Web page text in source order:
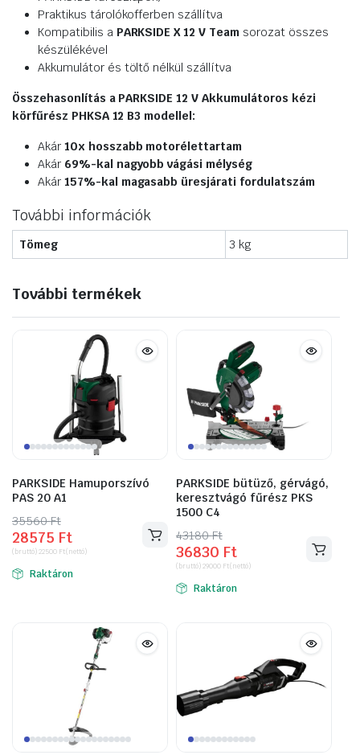
Praktikus tárolókofferben szállítva
Kompatibilis a PARKSIDE X 12 V Team sorozat összes
készülékével
Akkumulátor és töltő nélkül szállítva
Összehasonlítás a PARKSIDE 12 V Akkumulátoros kézi
körfűrész PHKSA 12 B3 modellel:
Akár 10x hosszabb motorélettartam
Akár 69%-kal nagyobb vágási mélység
Akár 157%-kal magasabb üresjárati fordulatszám
További információk
Tömeg 3 kg
További termékek
PARKSIDE Hamuporszívó
PAS 20 A1
35560Ft
Original
price
was:
35560 Ft.
28575 Ft
Current
price
is:
28575 Ft.
(bruttó)22500 Ft(nettó)
Raktáron
PARKSIDE bütüző, gérvágó,
keresztvágó fűrész PKS
1500 C4
43180Ft
Original
price
was:
43180 Ft.
36830 Ft
Current
price
is:
36830 Ft.
(bruttó)29000 Ft(nettó)
Raktáron